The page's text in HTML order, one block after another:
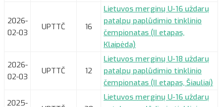
2026-
02-03
UPTTČ 16
Lietuvos merginų U-16 uždarų
patalpų paplūdimio tinklinio
čempionatas (II etapas,
Klaipėda)
2026-
02-03
UPTTČ 12
Lietuvos merginų U-18 uždarų
patalpų paplūdimio tinklinio
čempionatas (II etapas, Šiauliai)
2025-
Lietuvos merginų U-16 uždarų